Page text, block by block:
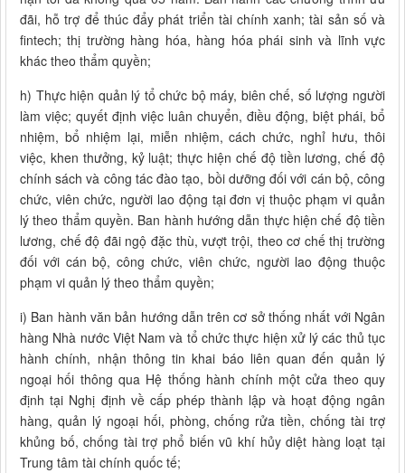
đãi, hỗ trợ để thúc đẩy phát triển tài chính xanh; tài sản số và
fintech; thị trường hàng hóa, hàng hóa phái sinh và lĩnh vực
khác theo thẩm quyền;
h) Thực hiện quản lý tổ chức bộ máy, biên chế, số lượng người
làm việc; quyết định việc luân chuyển, điều động, biệt phái, bổ
nhiệm, bổ nhiệm lại, miễn nhiệm, cách chức, nghỉ hưu, thôi
việc, khen thưởng, kỷ luật; thực hiện chế độ tiền lương, chế độ
chính sách và công tác đào tạo, bồi dưỡng đối với cán bộ, công
chức, viên chức, người lao động tại đơn vị thuộc phạm vi quản
lý theo thẩm quyền. Ban hành hướng dẫn thực hiện chế độ tiền
lương, chế độ đãi ngộ đặc thù, vượt trội, theo cơ chế thị trường
đối với cán bộ, công chức, viên chức, người lao động thuộc
phạm vi quản lý theo thẩm quyền;
i) Ban hành văn bản hướng dẫn trên cơ sở thống nhất với Ngân
hàng Nhà nước Việt Nam và tổ chức thực hiện xử lý các thủ tục
hành chính, nhận thông tin khai báo liên quan đến quản lý
ngoại hối thông qua Hệ thống hành chính một cửa theo quy
định tại Nghị định về cấp phép thành lập và hoạt động ngân
hàng, quản lý ngoại hối, phòng, chống rửa tiền, chống tài trợ
khủng bố, chống tài trợ phổ biến vũ khí hủy diệt hàng loạt tại
Trung tâm tài chính quốc tế;